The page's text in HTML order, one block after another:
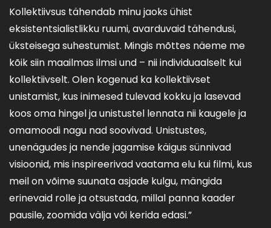
Kollektiivsus tähendab minu jaoks ühist
eksistentsialistlikku ruumi, avarduvaid tähendusi,
üksteisega suhestumist. Mingis mõttes näeme me
kõik siin maailmas ilmsi und – nii individuaalselt kui
kollektiivselt. Olen kogenud ka kollektiivset
unistamist, kus inimesed tulevad kokku ja lasevad
koos oma hingel ja unistustel lennata nii kaugele ja
omamoodi nagu nad soovivad. Unistustes,
unenägudes ja nende jagamise käigus sünnivad
visioonid, mis inspireerivad vaatama elu kui filmi, kus
meil on võime suunata asjade kulgu, mängida
erinevaid rolle ja otsustada, millal panna kaader
pausile, zoomida välja või kerida edasi.”